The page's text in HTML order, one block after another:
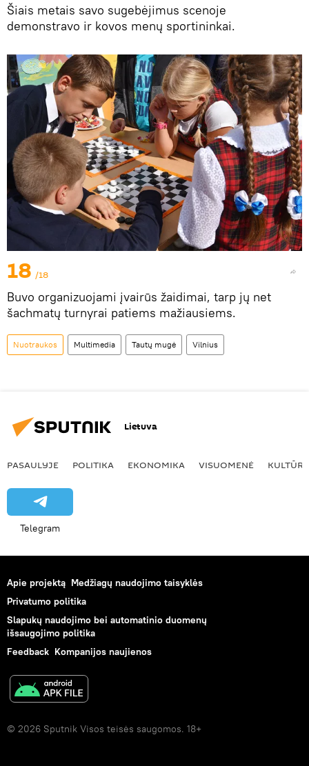
Šiais metais savo sugebėjimus scenoje
demonstravo ir kovos menų sportininkai.
18 /18
Buvo organizuojami įvairūs žaidimai, tarp jų net
šachmatų turnyrai patiems mažiausiems.
Nuotraukos Multimedia Tautų mugė Vilnius
Lietuva
PASAULYJE POLITIKA EKONOMIKA VISUOMENĖ KULTŪRA
Telegram
Apie projektą Medžiagų naudojimo taisyklės
Privatumo politika
Slapukų naudojimo bei automatinio duomenų
išsaugojimo politika
Feedback Kompanijos naujienos
© 2026 Sputnik Visos teisės saugomos. 18+